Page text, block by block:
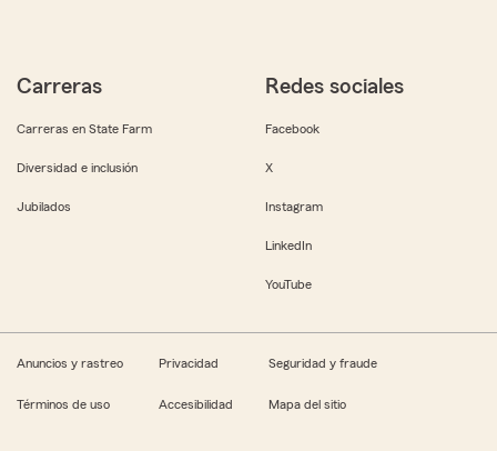
Carreras
Carreras en State Farm
Diversidad e inclusión
Jubilados
Redes sociales
Facebook
X
Instagram
LinkedIn
YouTube
Anuncios y rastreo Privacidad Seguridad y fraude
Términos de uso Accesibilidad Mapa del sitio